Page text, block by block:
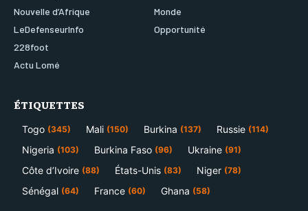
Nouvelle d’Afrique
LeDefenseurInfo
228foot
Actu Lomé
Monde
Opportunité
ÉTIQUETTES
Togo (345) Mali (150) Burkina (137) Russie (114)
Nigeria (103) Burkina Faso (96) Ukraine (91)
Côte d’Ivoire (88) États-Unis (83) Niger (78)
Sénégal (64) France (60) Ghana (58)